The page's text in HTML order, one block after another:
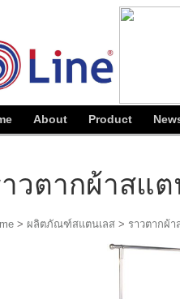
About Product
วตากผ้าสแต
> ผลิตภัณฑ์สแตนเลส > ราวตากผ้า